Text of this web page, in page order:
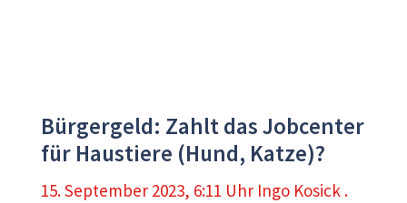
Bürgergeld: Zahlt das Jobcenter
für Haustiere (Hund, Katze)?
15. September 2023, 6:11 Uhr Ingo Kosick .